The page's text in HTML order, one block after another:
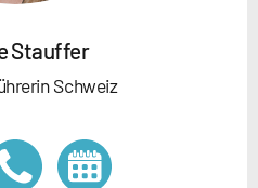
Stauffer
Schweiz